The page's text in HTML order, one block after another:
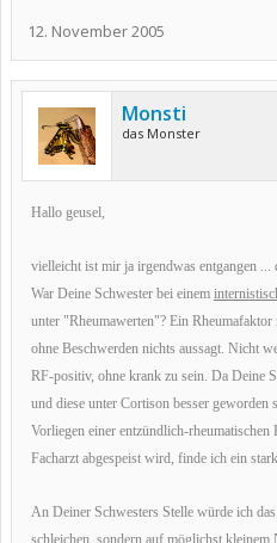
12. November 2005
Monsti
das Monster
Hallo geusel,
vielleicht ist mir ja irgendwas entgangen ...
War Deine Schwester bei einem
unter "Rheumawerten"? Ein
ohne Beschwerden nichts aussagt. Nicht
RF-positiv, ohne krank zu sein. Da Deine
und diese unter Cortison besser geworden
Vorliegen einer entzündlich-
Facharzt abgespeist wird, finde ich ein
An Deiner Schwesters Stelle würde ich
schleichen, sondern auf möglichst